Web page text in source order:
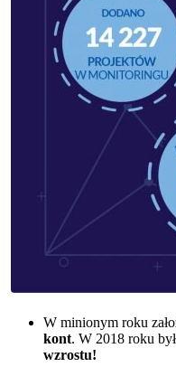
W minionym roku
kont. W 2018 roku
wzrostu!